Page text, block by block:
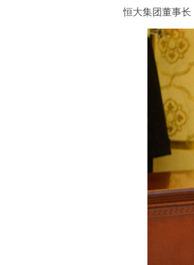
恒大集团董事长